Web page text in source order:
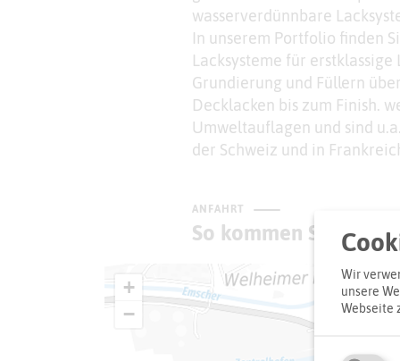
wasserverdünnbare
In unserem Portfolio finden
Lacksysteme für
Grundierung und Füllern
Decklacken bis zum Finish.
Umweltauflagen und sind
der Schweiz und in
ANFAHRT
So kommen Sie zum
+
−
Wir
unsere
Webseite